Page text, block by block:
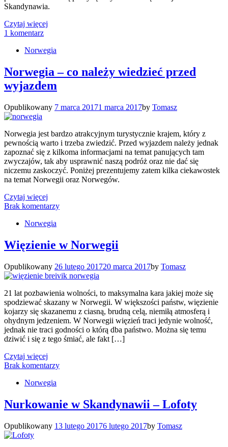
Skandynawia.
Czytaj więcej
1 komentarz
Norwegia
Norwegia – co należy wiedzieć przed
wyjazdem
Opublikowany 7 marca 20171 marca 2017by Tomasz
Norwegia jest bardzo atrakcyjnym turystycznie krajem, który z
pewnością warto i trzeba zwiedzić. Przed wyjazdem należy jednak
zapoznać się z kilkoma informacjami na temat panujących tam
zwyczajów, tak aby usprawnić naszą podróż oraz nie dać się
niczemu zaskoczyć. Poniżej prezentujemy zatem kilka ciekawostek
na temat Norwegii oraz Norwegów.
Czytaj więcej
Brak komentarzy
Norwegia
Więzienie w Norwegii
Opublikowany 26 lutego 201720 marca 2017by Tomasz
21 lat pozbawienia wolności, to maksymalna kara jakiej może się
spodziewać skazany w Norwegii. W większości państw, więzienie
kojarzy się skazanemu z ciasną, brudną celą, niemiłą atmosferą i
ohydnym jedzeniem. W Norwegii więzień traci jedynie wolność,
jednak nie traci godności o którą dba państwo. Można się temu
dziwić i się z tego śmiać, ale fakt […]
Czytaj więcej
Brak komentarzy
Norwegia
Nurkowanie w Skandynawii – Lofoty
Opublikowany 13 lutego 20176 lutego 2017by Tomasz